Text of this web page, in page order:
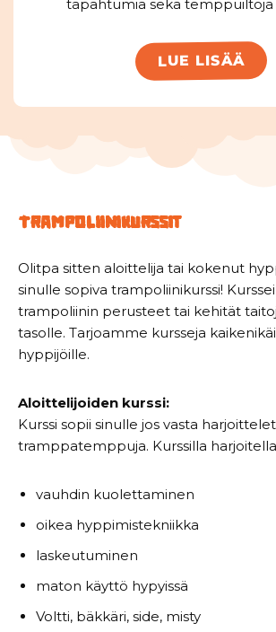
tapahtumia sekä temppuiltoja
LUE LISÄÄ
Trampoliinikurssit
Olitpa sitten aloittelija tai kokenut
sinulle sopiva trampoliinikurssi!
trampoliinin perusteet tai kehität
tasolle. Tarjoamme kursseja
hyppijöille.
Aloittelijoiden kurssi:
Kurssi sopii sinulle jos vasta harjoittelet
tramppatemppuja. Kurssilla
vauhdin kuolettaminen
oikea hyppimistekniikka
laskeutuminen
maton käyttö hypyissä
Voltti, bäkkäri, side, misty